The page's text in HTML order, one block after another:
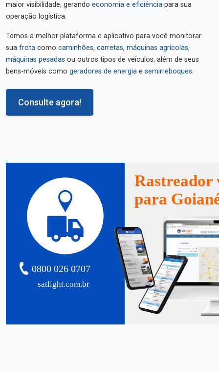
maior visibilidade, gerando economia e eficiência para sua
operação logística.
Temos a melhor plataforma e aplicativo para você monitorar
sua frota como caminhões, carretas, máquinas agrícolas,
máquinas pesadas ou outros tipos de veículos, além de seus
bens-móveis como geradores de energia e semirreboques.
Consulte agora!
satlight.com.br
0800 026 0707
Rastreador
para